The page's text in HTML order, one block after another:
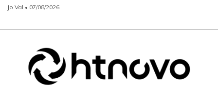
Jo Val • 07/08/2026